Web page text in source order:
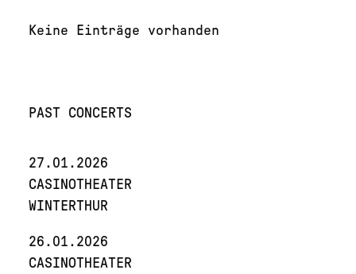
Keine Einträge vorhanden
PAST CONCERTS
27.01.2026
CASINOTHEATER
WINTERTHUR
26.01.2026
CASINOTHEATER